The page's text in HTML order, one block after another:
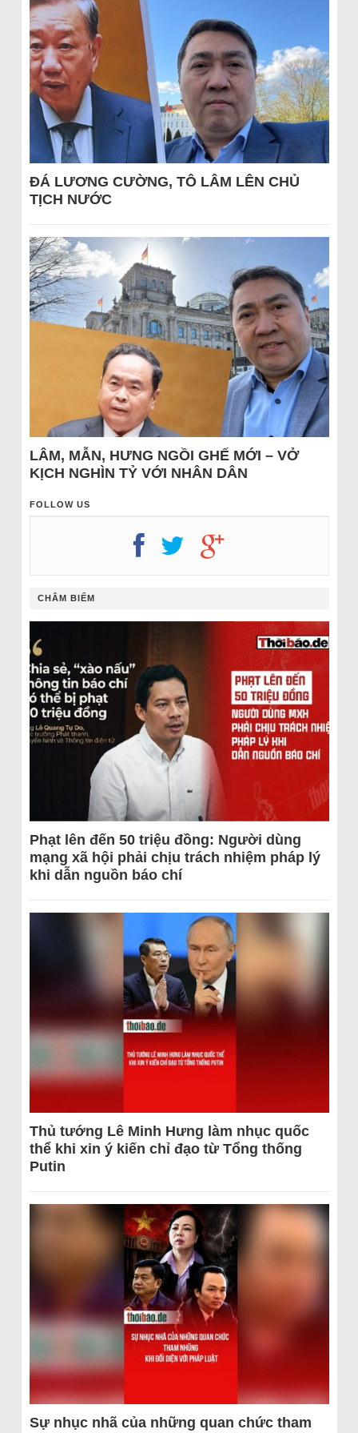
ĐÁ LƯƠNG CƯỜNG, TÔ LÂM LÊN CHỦ
TỊCH NƯỚC
LÂM, MẪN, HƯNG NGỒI GHẾ MỚI – VỞ
KỊCH NGHÌN TỶ VỚI NHÂN DÂN
FOLLOW US
CHÂM BIẾM
Phạt lên đến 50 triệu đồng: Người dùng
mạng xã hội phải chịu trách nhiệm pháp lý
khi dẫn nguồn báo chí
Thủ tướng Lê Minh Hưng làm nhục quốc
thể khi xin ý kiến chỉ đạo từ Tổng thống
Putin
Sự nhục nhã của những quan chức tham